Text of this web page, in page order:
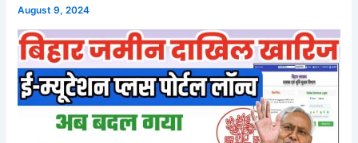
August 9, 2024